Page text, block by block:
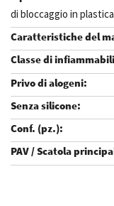
di bloccaggio in plastica